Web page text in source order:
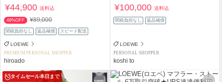
¥44,900送料込
49%OFF ¥89,000
関税負担なし 返品補償 スピード配送
LOEWE
PREMIUM PERSONAL SHOPPER
hiroado
¥100,000送料込
関税負担なし 返品補償
LOEWE
PERSONAL SHOPPER
koshi to
タイムセール本日まで